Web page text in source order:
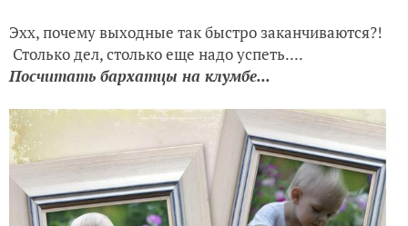
Эхх, почему выходные так быстро заканчиваются?!
Столько дел, столько еще надо успеть....
Посчитать бархатцы на клумбе...